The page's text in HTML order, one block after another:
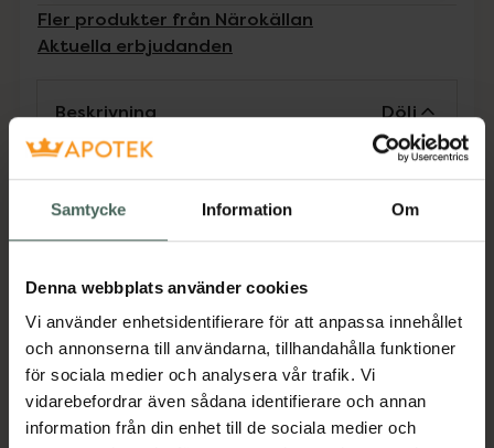
Samtycke Information Om
Denna webbplats använder cookies
Vi använder enhetsidentifierare för att anpassa innehållet
och annonserna till användarna, tillhandahålla funktioner
för sociala medier och analysera vår trafik. Vi
vidarebefordrar även sådana identifierare och annan
information från din enhet till de sociala medier och
Fler produkter från Närokällan
Aktuella erbjudanden
Beskrivning Dölj
Här har du ett fantastiskt näringsrikt
juicepulver från vetegräs som skonsamt
att näringen i vetegräset är innesluten i celler
som cellväggarna består av.
Jämförpris 1,97 kr /g
EAN:07350053314689